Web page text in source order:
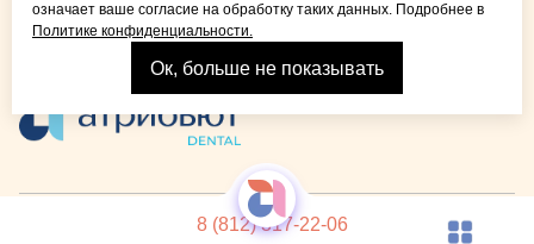
8 (812) 317-22-06
Взрослая стоматология
© 2026 Детская стоматология Atribeaute KIDSЛицензия
Политика конфиденциальности Карта сайта
означает ваше согласие на обработку таких данных. Подробнее в
Политике конфиденциальности.
Ок, больше не показывать